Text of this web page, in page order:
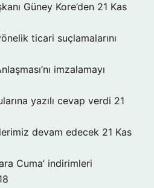
Güney Kore’den 21 Kas
ticari suçlamalarını
imzalamayı
yazılı cevap verdi 21
devam edecek 21 Kas
Cuma’ indirimleri